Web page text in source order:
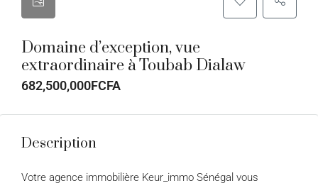
Domaine d’exception, vue
extraordinaire à Toubab Dialaw
682,500,000FCFA
Description
Votre agence immobilière Keur_immo Sénégal vous